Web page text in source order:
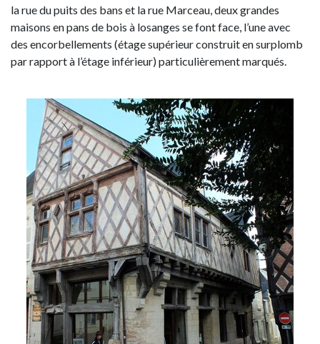
la rue du puits des bans et la rue Marceau, deux grandes
maisons en pans de bois à losanges se font face, l’une avec
des encorbellements (étage supérieur construit en surplomb
par rapport à l’étage inférieur) particulièrement marqués.